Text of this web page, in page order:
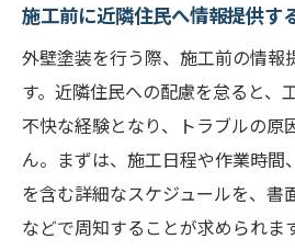
施工前に近隣住民へ情報提供す
外壁塗装を行う際、施工前の情報
す。近隣住民への配慮を怠ると、
不快な経験となり、トラブルの原
ん。まずは、施工日程や作業時間
を含む詳細なスケジュールを、書
などで周知することが求められま